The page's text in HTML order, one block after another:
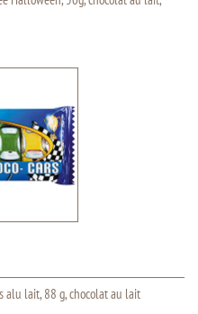
alu lait, 88 g, chocolat au lait